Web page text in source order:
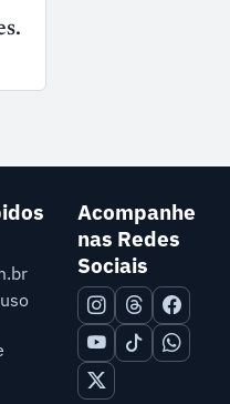
Acompanhe
nas Redes
Sociais